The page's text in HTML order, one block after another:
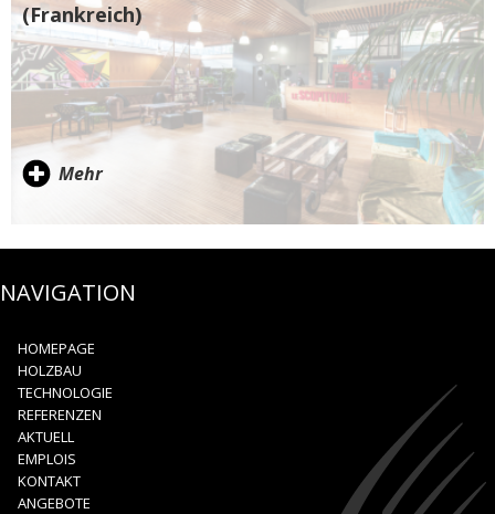
(Frankreich)
Mehr
NAVIGATION
HOMEPAGE
HOLZBAU
TECHNOLOGIE
REFERENZEN
AKTUELL
EMPLOIS
KONTAKT
ANGEBOTE